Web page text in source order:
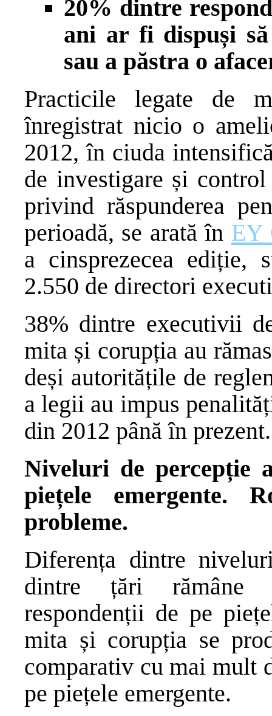
20% dintre
ani ar fi dispuși
sau a păstra o
Practicile legate de
înregistrat nicio o
2012, în ciuda
de investigare și
privind răspunderea
perioadă, se arată în EY
a cinsprezecea ediție,
2.550 de directori
38% dintre executivii
mita și corupția au
deși autoritățile de
a legii au impus
din 2012 până în prezent.
Niveluri de percepție
piețele emergente.
probleme.
Diferența dintre
dintre țări rămâne
respondenții de pe
mita și corupția se
comparativ cu mai mult
pe piețele emergente.